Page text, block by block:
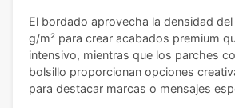
El bordado aprovecha la densidad
g/m² para crear acabados premium
intensivo, mientras que los parches
bolsillo proporcionan opciones
para destacar marcas o mensajes